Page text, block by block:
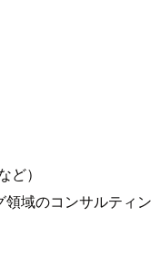
）
域のコンサルティン